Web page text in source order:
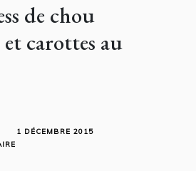
de chou
carottes au
1 DÉCEMBRE 2015